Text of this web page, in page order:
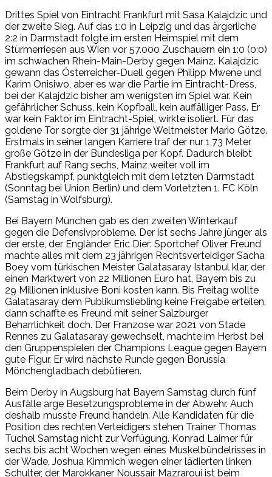
Drittes Spiel von Eintracht Frankfurt mit Sasa Kalajdzic und
der zweite Sieg. Auf das 1:0 in Leipzig und das ärgerliche
2:2 in Darmstadt folgte im ersten Heimspiel mit dem
Stürmerriesen aus Wien vor 57.000 Zuschauern ein 1:0 (0:0)
im schwachen Rhein-Main-Derby gegen Mainz. Kalajdzic
gewann das Österreicher-Duell gegen Philipp Mwene und
Karim Onisiwo, aber es war die Partie im Eintracht-Dress,
bei der Kalajdzic bisher am wenigsten im Spiel war. Kein
gefährlicher Schuss, kein Kopfball, kein auffälliger Pass. Er
war kein Faktor im Eintracht-Spiel, wirkte isoliert. Für das
goldene Tor sorgte der 31 jährige Weltmeister Mario Götze.
Erstmals in seiner langen Karriere traf der nur 1,73 Meter
große Götze in der Bundesliga per Kopf. Dadurch bleibt
Frankfurt auf Rang sechs, Mainz weiter voll im
Abstiegskampf, punktgleich mit dem letzten Darmstadt
(Sonntag bei Union Berlin) und dem Vorletzten 1. FC Köln
(Samstag in Wolfsburg).
Bei Bayern München gab es den zweiten Winterkauf
gegen die Defensivprobleme. Der ist sechs Jahre jünger als
der erste, der Engländer Eric Dier: Sportchef Oliver Freund
machte alles mit dem 23 jährigen Rechtsverteidiger Sacha
Boey vom türkischen Meister Galatasaray Istanbul klar, der
einen Marktwert von 22 Millionen Euro hat, Bayern bis zu
29 Millionen inklusive Boni kosten kann. Bis Freitag wollte
Galatasaray dem Publikumsliebling keine Freigabe erteilen,
dann schaffte es Freund mit seiner Salzburger
Beharrlichkeit doch. Der Franzose war 2021 von Stade
Rennes zu Galatasaray gewechselt, machte im Herbst bei
den Gruppenspielen der Champions League gegen Bayern
gute Figur. Er wird nächste Runde gegen Borussia
Mönchengladbach debütieren.
Beim Derby in Augsburg hat Bayern Samstag durch fünf
Ausfälle arge Besetzungsprobleme in der Abwehr. Auch
deshalb musste Freund handeln. Alle Kandidaten für die
Position des rechten Verteidigers stehen Trainer Thomas
Tuchel Samstag nicht zur Verfügung. Konrad Laimer für
sechs bis acht Wochen wegen eines Muskelbündelrisses in
der Wade, Joshua Kimmich wegen einer lädierten linken
Schulter, der Marokkaner Noussair Mazraroui ist beim